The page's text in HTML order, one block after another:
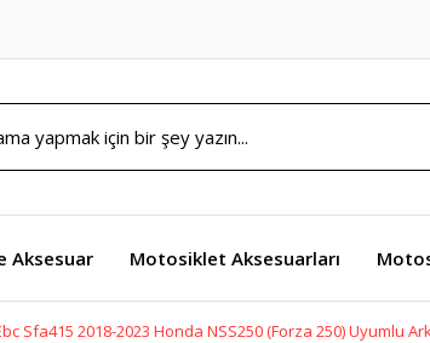
Aksesuar Motosiklet Aksesuarları
Sfa415 2018-2023 Honda NSS250 (Forza 250) Uyumlu